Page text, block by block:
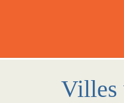
Villes